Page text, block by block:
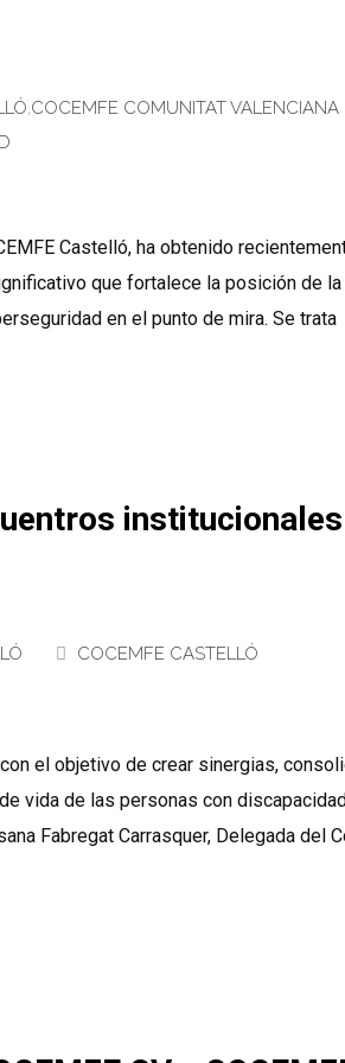
,COCEMFE COMUNITAT VALENCIANA
Castelló, ha obtenido
que fortalece la posición de la
en el punto de mira. Se trata
institucionales
COCEMFE CASTELLÓ
el objetivo de crear sinergias,
vida de las personas con
Fabregat Carrasquer, Delegada del